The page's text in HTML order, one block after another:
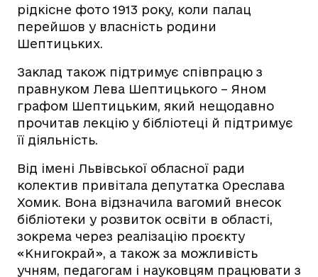
рідкісне фото 1913 року, коли палац
перейшов у власність родини
Шептицьких.
Заклад також підтримує співпрацю з
правнуком Лева Шептицького – Яном
графом Шептицьким, який нещодавно
прочитав лекцію у бібліотеці й підтримує
її діяльність.
Від імені Львівської обласної ради
колектив привітала депутатка Ореслава
Хомик. Вона відзначила вагомий внесок
бібліотеки у розвиток освіти в області,
зокрема через реалізацію проєкту
«Книгокрай», а також за можливість
учням, педагогам і науковцям працювати з